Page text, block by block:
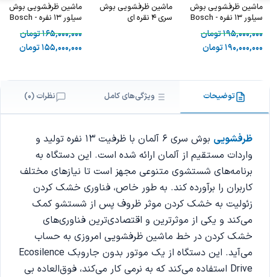
ماشین ظرفشویی بوش
سیلور 13 نفره - Bosch
SMS8ZDI86Q
195,000,000تومان
190,000,000تومان
ماشین ظرفشویی بوش
سری 4 نقره ای
ماشین ظرفشویی بوش
سیلور 13 نفره - Bosch
SMS6ZCI37Q
165,000,000تومان
155,000,000تومان
توضیحات ویژگی‌های کامل نظرات (0)
ظرفشویی
بوش سری 6 آلمان با ظرفیت 13 نفره تولید و
واردات مستقیم از آلمان ارائه شده است. این دستگاه به
برنامه‌های شستشوی متنوعی مجهز است تا نیازهای مختلف
کاربران را برآورده کند. به طور خاص، فناوری خشک کردن
زئولیت به خشک کردن موثر ظروف پس از شستشو کمک
می‌کند و یکی از موثرترین و اقتصادی‌ترین فناوری‌های
خشک کردن در خط ماشین ظرفشویی امروزی به حساب
می‌آید. این دستگاه از یک موتور بدون جاروبک Ecosilence
Drive استفاده می‌کند که به نرمی کار می‌کند، فوق‌العاده بی